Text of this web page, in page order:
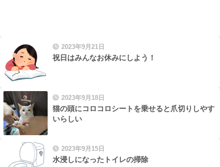
2023年9月21日
祝日はみんなお休みにしよう！
2023年9月18日
猫の頭にコロコロシートを乗せると爪切りしやす
いらしい
2023年9月15日
水浸しになったトイレの掃除